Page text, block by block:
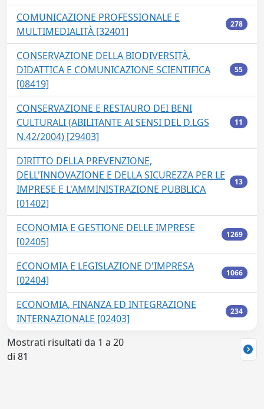
COMUNICAZIONE PROFESSIONALE E
MULTIMEDIALITÀ [32401]
278
CONSERVAZIONE DELLA BIODIVERSITÀ,
DIDATTICA E COMUNICAZIONE SCIENTIFICA
[08419]
55
CONSERVAZIONE E RESTAURO DEI BENI
CULTURALI (ABILITANTE AI SENSI DEL D.LGS
N.42/2004) [29403]
11
DIRITTO DELLA PREVENZIONE,
DELL'INNOVAZIONE E DELLA SICUREZZA PER LE
IMPRESE E L'AMMINISTRAZIONE PUBBLICA
[01402]
13
ECONOMIA E GESTIONE DELLE IMPRESE
[02405]
1269
ECONOMIA E LEGISLAZIONE D'IMPRESA
[02404]
1066
ECONOMIA, FINANZA ED INTEGRAZIONE
INTERNAZIONALE [02403]
234
Mostrati risultati da 1 a 20
di 81